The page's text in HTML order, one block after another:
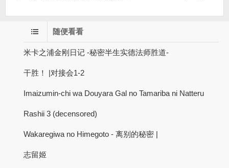
随便看看
米卡之浦金刚日记 -秘密半生实德法师胜道-
干胜！ |对接会1-2
Imaizumin-chi wa Douyara Gal no Tamariba ni Natteru
Rashii 3 (decensored)
Wakaregiwa no Himegoto - 离别的秘密 |
志留姬